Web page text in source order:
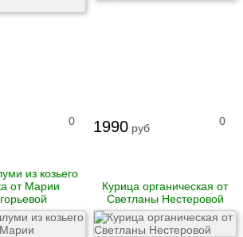
0 1990 руб
0
из козьего
от Марии
Курица органическая от
Светланы Нестеровой